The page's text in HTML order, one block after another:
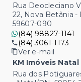
Rua Deocleciano
22, Nova Betânia -
59607-090
(84) 98827-1141
(84) 3061-1173
Ver e-mail
KM Imóveis Natal
Rua dos